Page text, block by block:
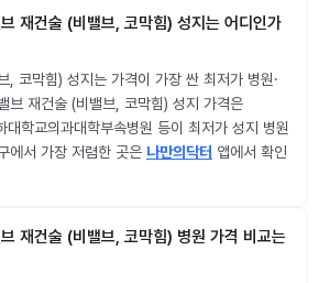
재건술 (비밸브, 코막힘) 성지는 어디인가
, 코막힘) 성지는 가격이 가장 싼 최저가 병원·
브 재건술 (비밸브, 코막힘) 성지 가격은
학교의과대학부속병원 등이 최저가 성지 병원
에서 가장 저렴한 곳은 나만의닥터 앱에서 확인
재건술 (비밸브, 코막힘) 병원 가격 비교는